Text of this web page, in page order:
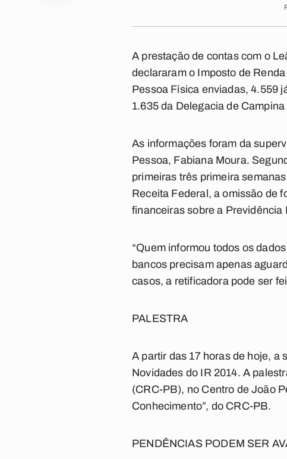
A prestação de contas com o
declararam o Imposto de
Pessoa Física enviadas, 4.559
1.635 da Delegacia de
As informações foram da
Pessoa, Fabiana Moura.
primeiras três primeira
Receita Federal, a omissão de
financeiras sobre a
“Quem informou todos os
bancos precisam apenas
casos, a retificadora pode ser
PALESTRA
A partir das 17 horas de hoje, a
Novidades do IR 2014. A
(CRC-PB), no Centro de João
Conhecimento”, do CRC-PB.
PENDÊNCIAS PODEM SER